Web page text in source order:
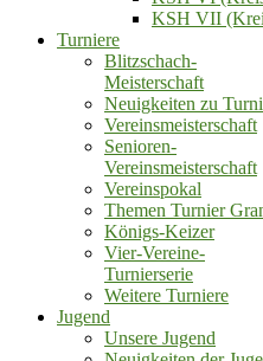
KSH VII
Turniere
Blitzschach‑
Meisterschaft
Neuigkeiten zu
Vereinsmeisterschaft
Senioren‑
Vereinsmeisterschaft
Vereinspokal
Themen Turnier
Königs‑Keizer
Vier‑Vereine‑
Turnierserie
Weitere Turniere
Jugend
Unsere Jugend